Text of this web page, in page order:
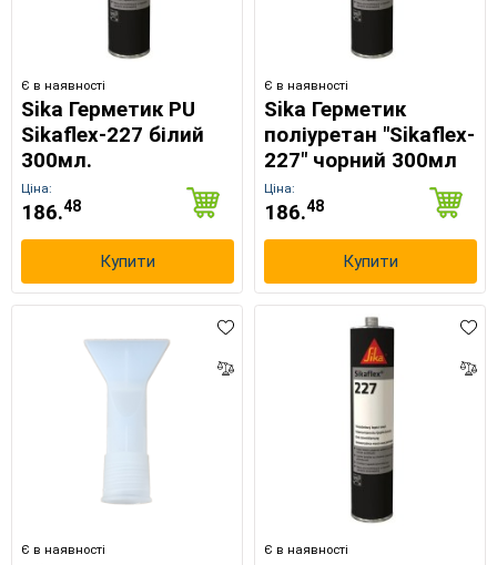
Є в наявності
Sika Герметик PU
Sikaflex-227 білий
300мл.
Ціна:
186.48
Купити
Є в наявності
Sika Герметик
поліуретан "Sikaflex-
227" чорний 300мл
Ціна:
186.48
Купити
Є в наявності Є в наявності